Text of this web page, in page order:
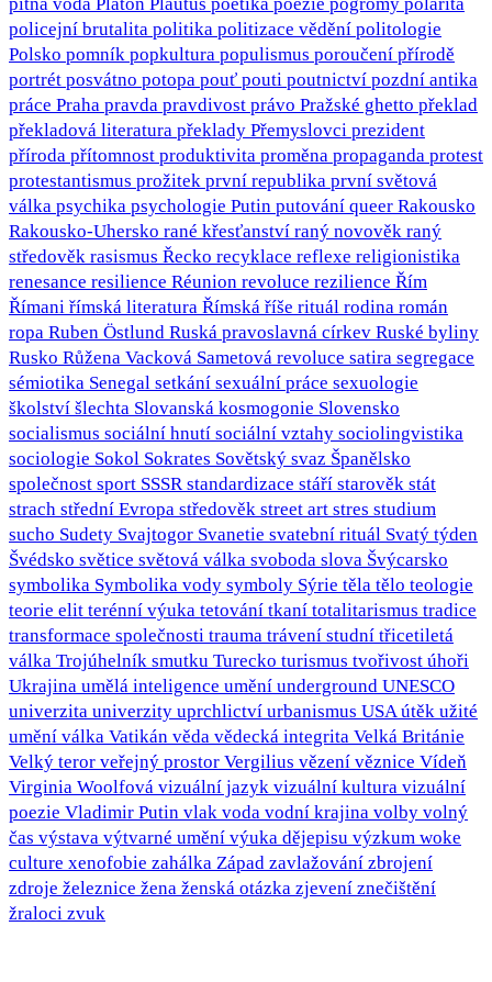
policejní brutalita politika politizace vědění politologie
Polsko pomník popkultura populismus poroučení přírodě
portrét posvátno potopa pouť pouti poutnictví pozdní antika
práce Praha pravda pravdivost právo Pražské ghetto překlad
překladová literatura překlady Přemyslovci prezident
příroda přítomnost produktivita proměna propaganda protest
protestantismus prožitek první republika první světová
válka psychika psychologie Putin putování queer Rakousko
Rakousko-Uhersko rané křesťanství raný novověk raný
středověk rasismus Řecko recyklace reflexe religionistika
renesance resilience Réunion revoluce rezilience Řím
Římani římská literatura Římská říše rituál rodina román
ropa Ruben Östlund Ruská pravoslavná církev Ruské byliny
Rusko Růžena Vacková Sametová revoluce satira segregace
sémiotika Senegal setkání sexuální práce sexuologie
školství šlechta Slovanská kosmogonie Slovensko
socialismus sociální hnutí sociální vztahy sociolingvistika
sociologie Sokol Sokrates Sovětský svaz Španělsko
společnost sport SSSRstandardizace stáří starověk stát
strach střední Evropa středověk street art stres studium
sucho Sudety Svajtogor Svanetie svatební rituál Svatý týden
Švédsko světice světová válka svoboda slova Švýcarsko
symbolika Symbolika vody symboly Sýrie těla tělo teologie
teorie elit terénní výuka tetování tkaní totalitarismus tradice
transformace společnosti trauma trávení studní třicetiletá
válka Trojúhelník smutku Turecko turismus tvořivost úhoři
Ukrajina umělá inteligence umění underground UNESCO
univerzita univerzity uprchlictví urbanismus USAútěk užité
umění válka Vatikán věda vědecká integrita Velká Británie
Velký teror veřejný prostor Vergilius vězení věznice Vídeň
Virginia Woolfová vizuální jazyk vizuální kultura vizuální
poezie Vladimir Putin vlak voda vodní krajina volby volný
čas výstava výtvarné umění výuka dějepisu výzkum woke
culture xenofobie zahálka Západ zavlažování zbrojení
zdroje železnice žena ženská otázka zjevení znečištění
žraloci zvuk